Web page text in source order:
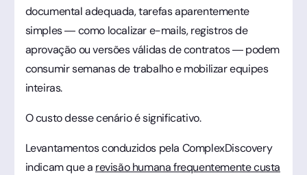
documental adequada, tarefas aparentemente
simples — como localizar e-mails, registros de
aprovação ou versões válidas de contratos — podem
consumir semanas de trabalho e mobilizar equipes
inteiras.
O custo desse cenário é significativo.
Levantamentos conduzidos pela ComplexDiscovery
indicam que a revisão humana frequentemente custa